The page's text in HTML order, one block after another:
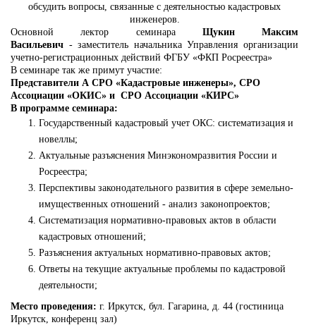
обсудить вопросы, связанные с деятельностью кадастровых
инженеров.
Основной лектор семинара Щукин Максим
Васильевич - заместитель начальника Управления организации
учетно-регистрационных действий ФГБУ «ФКП Росреестра»
В семинаре так же примут участие:
Представители А СРО «Кадастровые инженеры», СРО
Ассоциации «ОКИС» и СРО Ассоциации «КИРС»
В программе семинара:
Государственный кадастровый учет ОКС: систематизация и
новеллы;
Актуальные разъяснения Минэкономразвития России и
Росреестра;
Перспективы законодательного развития в сфере земельно-
имущественных отношений - анализ законопроектов;
Систематизация нормативно-правовых актов в области
кадастровых отношений;
Разъяснения актуальных нормативно-правовых актов;
Ответы на текущие актуальные проблемы по кадастровой
деятельности;
Место проведения: г. Иркутск, бул. Гагарина, д. 44 (гостиница
Иркутск, конференц зал)